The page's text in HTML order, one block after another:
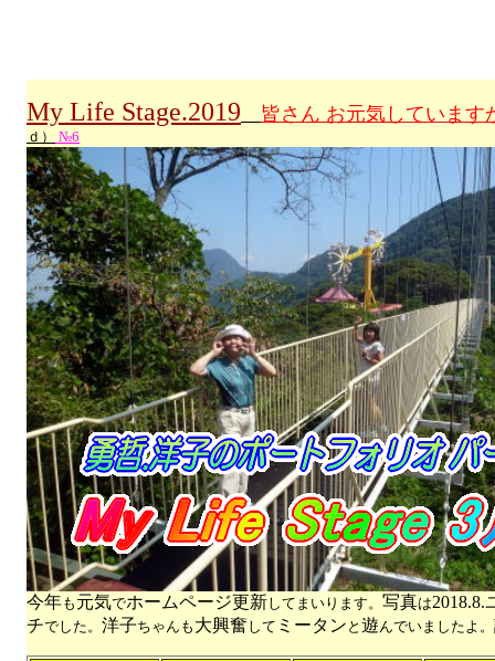
My Life Stage.2019 皆さん お元気しています
ｄ） №6
今年も 元気でホームページ更新してまいります。 写真は2018.8.
チでした。 洋子ちゃんも 大興奮 して ミータン と 遊んでいましたよ。